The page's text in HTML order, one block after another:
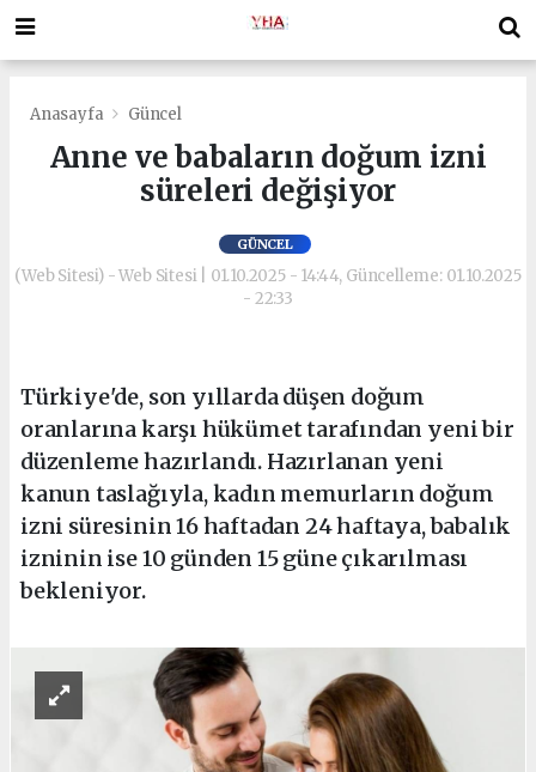
Anasayfa Güncel
Anne ve babaların doğum izni
süreleri değişiyor
GÜNCEL
(Web Sitesi) - Web Sitesi | 01.10.2025 - 14:44, Güncelleme: 01.10.2025
- 22:33
Türkiye'de, son yıllarda düşen doğum
oranlarına karşı hükümet tarafından yeni bir
düzenleme hazırlandı. Hazırlanan yeni
kanun taslağıyla, kadın memurların doğum
izni süresinin 16 haftadan 24 haftaya, babalık
izninin ise 10 günden 15 güne çıkarılması
bekleniyor.